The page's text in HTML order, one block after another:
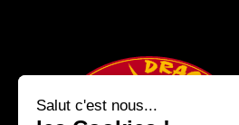
Salut c'est nous...